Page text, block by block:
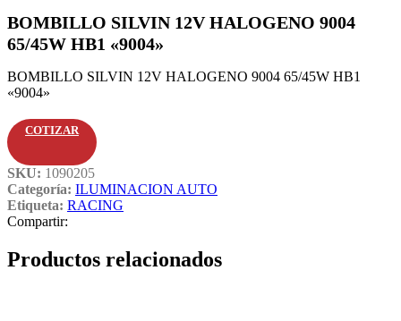
BOMBILLO SILVIN 12V HALOGENO 9004
65/45W HB1 «9004»
BOMBILLO SILVIN 12V HALOGENO 9004 65/45W HB1
«9004»
COTIZAR
SKU: 1090205
Categoría: ILUMINACION AUTO
Etiqueta: RACING
Compartir:
Productos relacionados